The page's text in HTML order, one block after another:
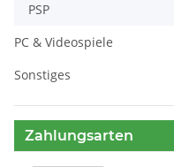
PSP
PC & Videospiele
Sonstiges
Zahlungsarten